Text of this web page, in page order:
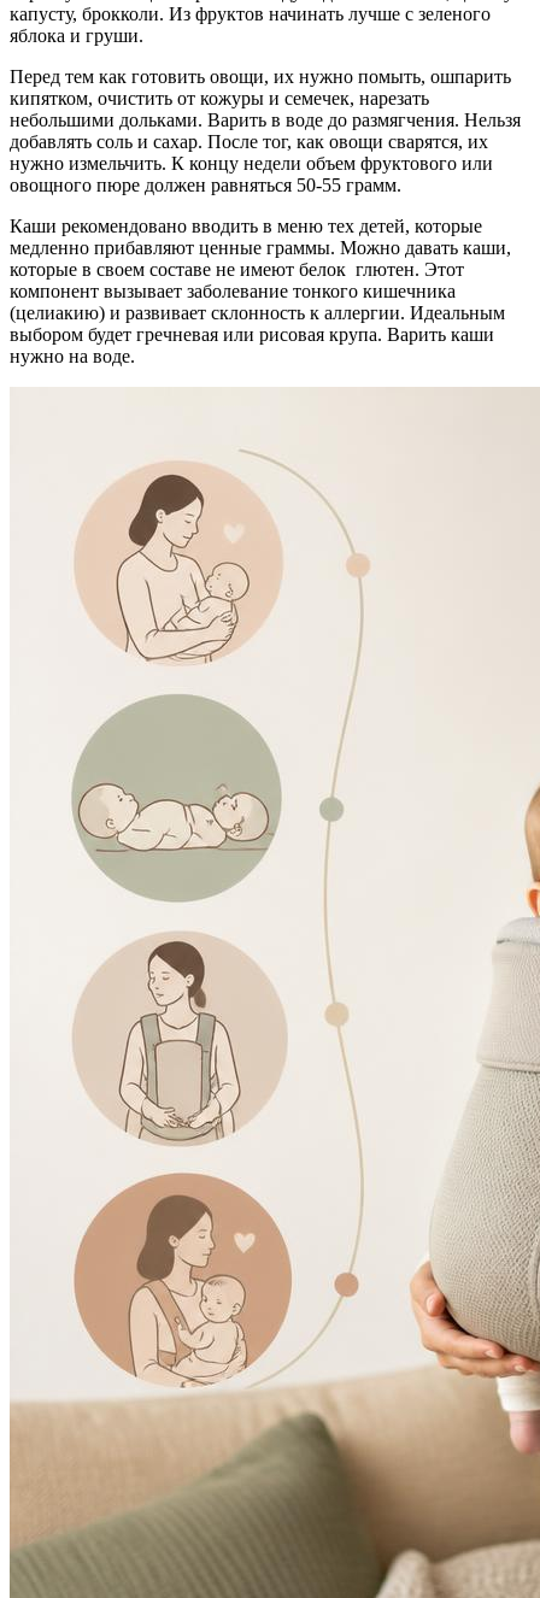
капусту, брокколи. Из фруктов начинать лучше с зеленого
яблока и груши.
Перед тем как готовить овощи, их нужно помыть, ошпарить
кипятком, очистить от кожуры и семечек, нарезать
небольшими дольками. Варить в воде до размягчения. Нельзя
добавлять соль и сахар. После тог, как овощи сварятся, их
нужно измельчить. К концу недели объем фруктового или
овощного пюре должен равняться 50-55 грамм.
Каши рекомендовано вводить в меню тех детей, которые
медленно прибавляют ценные граммы. Можно давать каши,
которые в своем составе не имеют белок глютен. Этот
компонент вызывает заболевание тонкого кишечника
(целиакию) и развивает склонность к аллергии. Идеальным
выбором будет гречневая или рисовая крупа. Варить каши
нужно на воде.